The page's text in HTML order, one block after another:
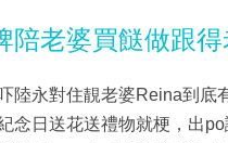
陪老婆買餸做跟得
陸永對住靚老婆Reina到底
念日送花送禮物就梗，出po